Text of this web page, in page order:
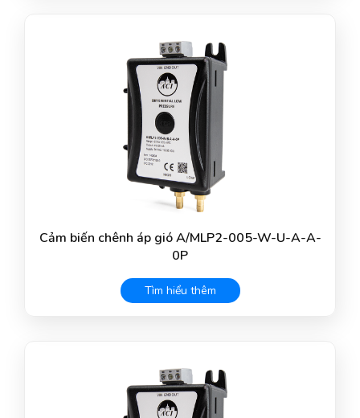
Cảm biến chênh áp gió A/MLP2-005-W-U-A-A-
0P
Tìm hiểu thêm